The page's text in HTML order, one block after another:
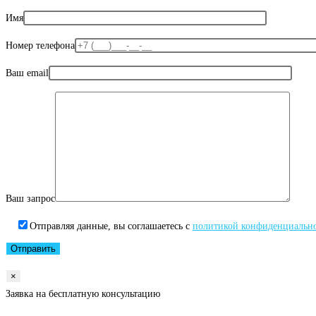
Имя
Номер телефона
Ваш email
Ваш запрос
Отправляя данные, вы соглашаетесь с политикой
×
Заявка на бесплатную консультацию